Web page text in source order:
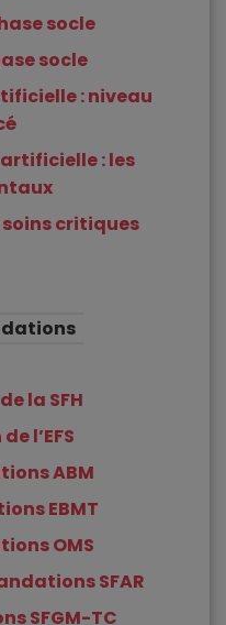
socle
socle
: niveau
: les
soins critiques
la SFH
l’EFS
ABM
EBMT
OMS
SFAR
SFGM-TC